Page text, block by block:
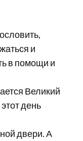
и
в помощи и
Великий
день
двери. А